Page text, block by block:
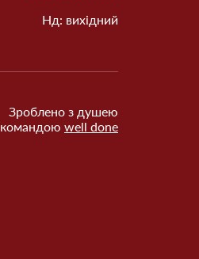
Нд: вихідний
Зроблено з душею
командою well done